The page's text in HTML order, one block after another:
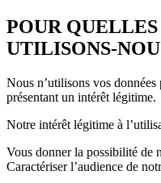
POUR
UTILISONS-
Nous n’utilisons vos données
présentant un intérêt légitime.
Notre intérêt légitime à
Vous donner la possibilité de
Caractériser l’audience de